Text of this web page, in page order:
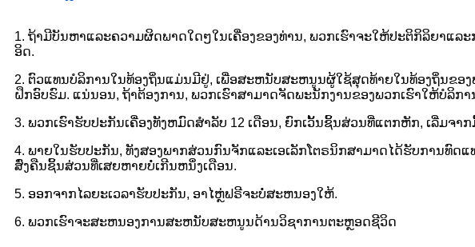
1. ຖ້າມີບັນຫາແລະຄວາມຜິດພາດໃດໆໃນເຄື່ອງຂອງທ່ານ, ພວກເຮົາຈະໃຫ້ປະຕິກິລິຍາແລ
ອິດ.
2. ຕົວແທນບໍລິການໃນທ້ອງຖິ່ນແມ່ນມີຢູ່, ເພື່ອສະຫນັບສະຫນູນຜູ້ໃຊ້ສຸດທ້າຍໃນທ້ອງຖິ່ນຂອ
ຝຶກອົບຮົມ. ແນ່ນອນ, ຖ້າຕ້ອງການ, ພວກເຮົາສາມາດຈັດພະນັກງານຂອງພວກເຮົາໃຫ້ບໍລິກ
3. ພວກເຮົາຮັບປະກັນເຄື່ອງທັງຫມົດສໍາລັບ 12 ເດືອນ, ຍົກເວັ້ນຊິ້ນສ່ວນທີ່ແຕກຫັກ, ເລີ່ມຈາ
4. ພາຍໃນຮັບປະກັນ, ທັງສອງພາກສ່ວນກົນຈັກແລະເອເລັກໂຕຣນິກສາມາດໄດ້ຮັບການທົດ
ສົ່ງຄືນຊິ້ນສ່ວນທີ່ເສຍຫາຍບໍ່ເກີນຫນຶ່ງເດືອນ.
5. ອອກຈາກໄລຍະເວລາຮັບປະກັນ, ອາໄຫຼ່ຟຣີຈະບໍ່ສະຫນອງໃຫ້.
6. ພວກເຮົາຈະສະຫນອງການສະຫນັບສະຫນູນດ້ານວິຊາການຕະຫຼອດຊີວິດ